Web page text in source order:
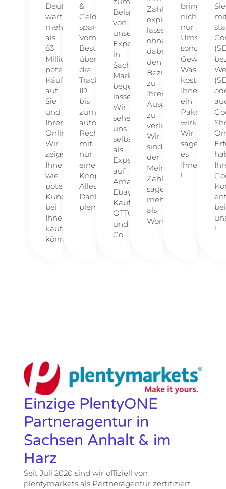
Deutschland
warten
mehr
als
83
Millionen
potenzielle
Käufer
auf
Sie
und
Ihren
Onlineshop.
Wir
zeigen
Ihnen,
wie
potenzielle
Kunden
bei
Ihnen
kaufen
können.
&
Geld
sparen!
Vom
Bestelleingang
über
die
Tracking
ID
bis
zum
automatischen
Rechnungsversand
mit
nur
einem
Knopfdruck.
Alles
Dank
plentymarkets.
Beispiel
von
unserer
Expertise
in
Sachen
Marktplatzgeschäft
begeistern
lassen.
Wir
sehen
uns
selbst
als
Experten
auf
Amazon,
Ebay,
Kaufland,
OTTO
und
Co.
Zahlen
explodieren
lassen,
ohne
dabei
den
Bezug
zu
Ihren
Ausgaben
zu
verlieren.
Wir
sind
der
Meinung:
Zahlen
sagen
mehr
als
Worte.
bringt
nicht
nur
Umsatz,
sondern
Gewinn?
Was
kostet
Ihnen
ein
Paket
wirklich?
Wir
sagen
es
Ihnen
!
Sie
bei
!
Einzige PlentyONE
Partneragentur in
Sachsen Anhalt & im
Harz
Seit Juli 2020 sind wir offiziell von
plentymarkets als Partneragentur zertifiziert.